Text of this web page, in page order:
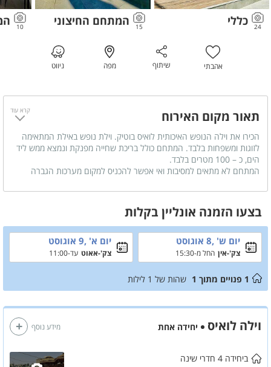
24 כללי 15 המתחם החיצוני 10
אהבתי שיתוף מפה ניווט
תאור מקום האירוח
הכירו את וילה הנופש האיכותית לואיס בוטיק. וילת נופש באילת המתאימה
לזוגות ומשפחות בלבד. המתחם כולל בריכת שחייה מפנקת ונמצא ממש ליד
הים, כ – 100 מטרים בלבד.
המתחם לא מתאים למסיבות ואי אפשר להכניס למקום מערכות הגברה
המתחם כולל 2 דירות אירוח
כל דירת אירוח כוללת 2 חדרי שינה מאובזרים במיטה זוגית, ארון בגדים, מזגן,
טלוויזיה חכמה מחוברת ל HOT ואינטרנט אלחוטי. בסלון כל דירה יש
טלוויזיה חכמה מחוברת ל HOT , מקלחת ושירותים, מטבח מאובזר עם
מקרר, כיריים חשמליים, מיקרוגל, פינת אוכל מרווחת ופינת ישיבה חיצונית.
קרא עוד
בצעו הזמנה אונליין בקלות
יום ש' ,8 אוגוסט
צק'-אין החל מ-15:30
יום א' ,9 אוגוסט
צק'-אאוט עד-11:00
1 פנויים מתוך 1 שהות של 1 לילות
וילה לואיס יחידה אחת
ביחידה 4 חדרי שינה
מידע נוסף